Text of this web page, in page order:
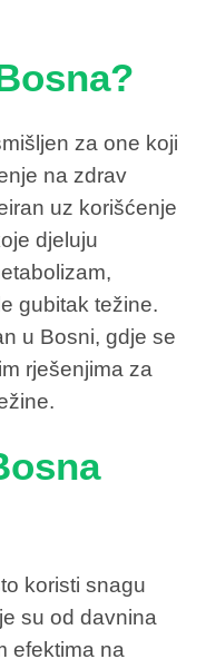
za one koji
na zdrav
uz korišćenje
djeluju
gubitak težine.
u Bosni, gdje se
rješenjima za
koristi snagu
su od davnina
efektima na